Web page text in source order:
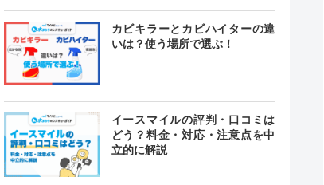
カビキラーとカビハイターの違
いは？使う場所で選ぶ！
イースマイルの評判・口コミは
どう？料金・対応・注意点を中
立的に解説